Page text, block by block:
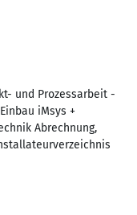
und Prozessarbeit -
iMsys +
Abrechnung,